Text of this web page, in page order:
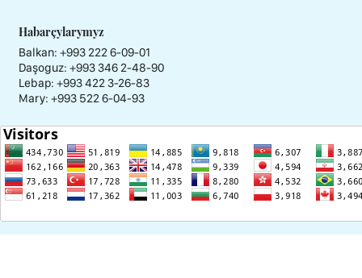
Habarçylarymyz
Balkan: +993 222 6-09-01
Daşoguz: +993 346 2-48-90
Lebap: +993 422 3-26-83
Mary: +993 522 6-04-93